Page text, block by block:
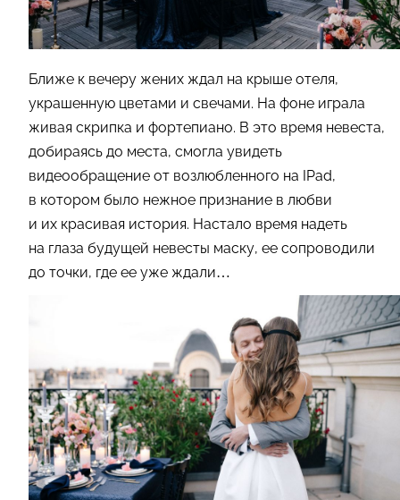
Ближе к вечеру жених ждал на крыше отеля,
украшенную цветами и свечами. На фоне играла
живая скрипка и фортепиано. В это время невеста,
добираясь до места, смогла увидеть
видеообращение от возлюбленного на IPad,
в котором было нежное признание в любви
и их красивая история. Настало время надеть
на глаза будущей невесты маску, ее сопроводили
до точки, где ее уже ждали…